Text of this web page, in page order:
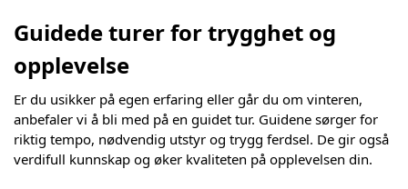
Guidede turer for trygghet og
opplevelse
Er du usikker på egen erfaring eller går du om vinteren,
anbefaler vi å bli med på en guidet tur. Guidene sørger for
riktig tempo, nødvendig utstyr og trygg ferdsel. De gir også
verdifull kunnskap og øker kvaliteten på opplevelsen din.